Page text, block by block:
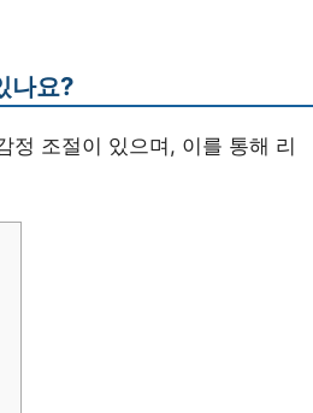
나요?
정 조절이 있으며, 이를 통해 리